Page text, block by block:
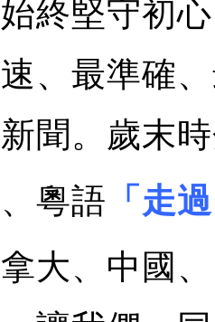
始終堅守初
、最準確
聞。歲末
粵語 「走
大、中國